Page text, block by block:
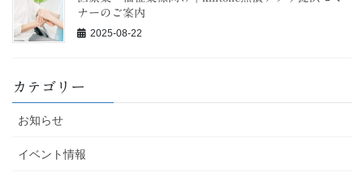
ナーのご案内
2025-08-22
カテゴリー
お知らせ
イベント情報